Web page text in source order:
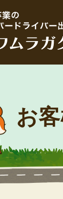
お